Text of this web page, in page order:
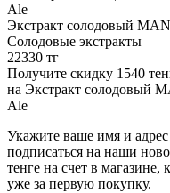
Экстракт солодовый
Солодовые экстракты
22330 тг
Получите скидку 1540
на Экстракт солодовый
Ale
Укажите ваше имя и
подписаться на наши
тенге на счет в
уже за первую покупку.